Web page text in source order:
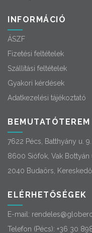
INFORMÁCIÓ
ÁSZF
Fizetési feltételek
Szállítási feltételek
Gyakori kérdések
Adatkezelési tájékoztató
BEMUTATÓTEREM
7622 Pécs, Batthyány u. 9.
8600 Siófok, Vak Bottyán
2040 Budaörs,
ELÉRHETŐSÉGEK
E-mail:
Telefon (Pécs): +36 30